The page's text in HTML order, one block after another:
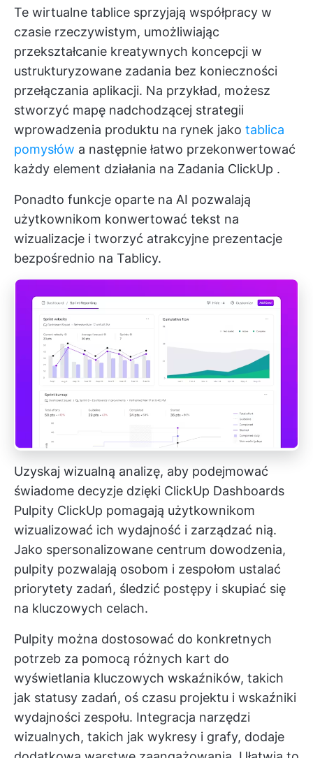
Te wirtualne tablice sprzyjają współpracy w
czasie rzeczywistym, umożliwiając
przekształcanie kreatywnych koncepcji w
ustrukturyzowane zadania bez konieczności
przełączania aplikacji. Na przykład, możesz
stworzyć mapę nadchodzącej strategii
wprowadzenia produktu na rynek jako tablica
pomysłów a następnie łatwo przekonwertować
każdy element działania na Zadania ClickUp .
Ponadto funkcje oparte na AI pozwalają
użytkownikom konwertować tekst na
wizualizacje i tworzyć atrakcyjne prezentacje
bezpośrednio na Tablicy.
Uzyskaj wizualną analizę, aby podejmować
świadome decyzje dzięki ClickUp Dashboards
Pulpity ClickUp pomagają użytkownikom
wizualizować ich wydajność i zarządzać nią.
Jako spersonalizowane centrum dowodzenia,
pulpity pozwalają osobom i zespołom ustalać
priorytety zadań, śledzić postępy i skupiać się
na kluczowych celach.
Pulpity można dostosować do konkretnych
potrzeb za pomocą różnych kart do
wyświetlania kluczowych wskaźników, takich
jak statusy zadań, oś czasu projektu i wskaźniki
wydajności zespołu. Integracja narzędzi
wizualnych, takich jak wykresy i grafy, dodaje